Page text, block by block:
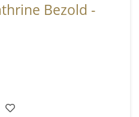
Bezold -